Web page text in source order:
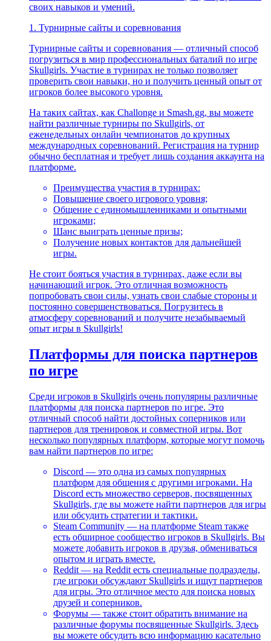
своих навыков и умений.
1. Турнирные сайты и соревнования
Турнирные сайты и соревнования — отличный способ
погрузиться в мир профессиональных баталий по игре
Skullgirls. Участие в турнирах не только позволяет
проверить свои навыки, но и получить ценный опыт от
игроков более высокого уровня.
На таких сайтах, как Challonge и Smash.gg, вы можете
найти различные турниры по Skullgirls, от
еженедельных онлайн чемпионатов до крупных
международных соревнований. Регистрация на турнир
обычно бесплатная и требует лишь создания аккаунта на
платформе.
Преимущества участия в турнирах:
Повышение своего игрового уровня;
Общение с единомышленниками и опытными
игроками;
Шанс выиграть ценные призы;
Получение новых контактов для дальнейшей
игры.
Не стоит бояться участия в турнирах, даже если вы
начинающий игрок. Это отличная возможность
попробовать свои силы, узнать свои слабые стороны и
постоянно совершенствоваться. Погрузитесь в
атмосферу соревнований и получите незабываемый
опыт игры в Skullgirls!
Платформы для поиска партнеров
по игре
Среди игроков в Skullgirls очень популярны различные
платформы для поиска партнеров по игре. Это
отличный способ найти достойных соперников или
партнеров для тренировок и совместной игры. Вот
несколько популярных платформ, которые могут помочь
вам найти партнеров по игре:
Discord — это одна из самых популярных
платформ для общения с другими игроками. На
Discord есть множество серверов, посвященных
Skullgirls, где вы можете найти партнеров для игры
или обсудить стратегии и тактики.
Steam Community — на платформе Steam также
есть обширное сообщество игроков в Skullgirls. Вы
можете добавить игроков в друзья, обмениваться
опытом и играть вместе.
Reddit — на Reddit есть специальные подразделы,
где игроки обсуждают Skullgirls и ищут партнеров
для игры. Это отличное место для поиска новых
друзей и соперников.
Форумы — также стоит обратить внимание на
различные форумы посвященные Skullgirls. Здесь
вы можете обсудить всю информацию касательно